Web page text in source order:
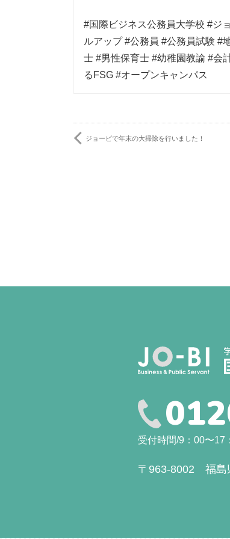
#国際ビジネス公務員大学校 #ジ
ルアップ #公務員 #公務員試験 #
士 #男性保育士 #幼稚園教諭 #会
るFSG #オープンキャンパス
ジョービで年末の大掃除を行いました！
受付時間/9：00〜17
〒963-8002 福島